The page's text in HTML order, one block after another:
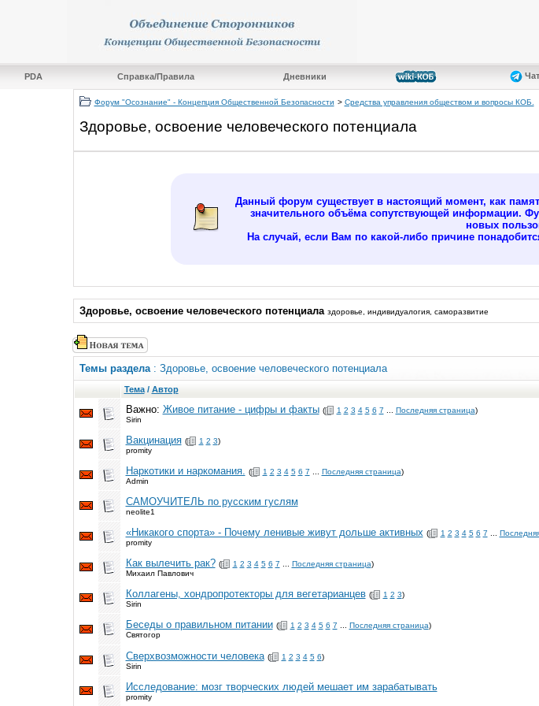
PDA Справка/Правила Дневники
Форум "Осознание" - Концепция Общественной Безопасности > Средства управления обществом и вопросы КОБ.
Здоровье, освоение человеческого потенциала
Данный форум существует в настоящий момент, как
значительного объёма сопутствующей информации.
новых
На случай, если Вам по какой-либо причине
Здоровье, освоение человеческого потенциала здоровье, индивидуалогия, саморазвитие
Темы раздела: Здоровье, освоение человеческого потенциала
Тема/ Автор
Важно: Живое питание - цифры и факты ( 1 2 3 4 5 6 7 Последняя страница)
Sirin
Вакцинация ( 1 2 3)
promity
Наркотики и наркомания. ( 1 2 3 4 5 6 7 Последняя страница)
Admin
САМОУЧИТЕЛЬ по русским гуслям
neolite1
«Никакого спорта» - Почему ленивые живут дольше активных ( 1 2 3 4 5 6 7
promity
Как вылечить рак? ( 1 2 3 4 5 6 7 Последняя страница)
Михаил Павлович
Коллагены, хондропротекторы для вегетарианцев ( 1 2 3)
Sirin
Беседы о правильном питании ( 1 2 3 4 5 6 7 Последняя страница)
Святогор
Сверхвозможности человека ( 1 2 3 4 5 6)
Sirin
Исследование: мозг творческих людей мешает им зарабатывать
promity